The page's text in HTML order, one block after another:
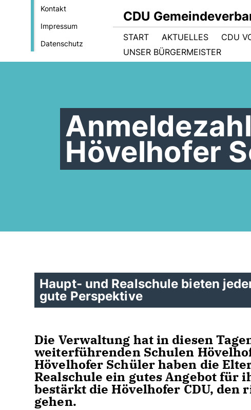
Kontakt
Impressum
Datenschutz
CDU
START AKTUELLES CDU
UNSER BÜRGERMEISTER
Hövelhofer
Haupt- und Realschule bieten
gute Perspektive
Die Verwaltung hat in diesen
weiterführenden Schulen
Hövelhofer Schüler haben die
Realschule ein gutes Angebot für
bestärkt die Hövelhofer CDU,
gehen.